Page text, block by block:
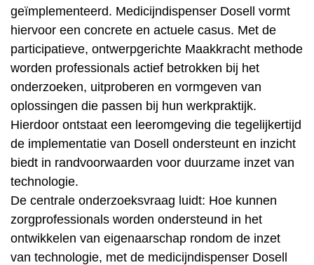
geïmplementeerd. Medicijndispenser Dosell vormt
hiervoor een concrete en actuele casus. Met de
participatieve, ontwerpgerichte Maakkracht methode
worden professionals actief betrokken bij het
onderzoeken, uitproberen en vormgeven van
oplossingen die passen bij hun werkpraktijk.
Hierdoor ontstaat een leeromgeving die tegelijkertijd
de implementatie van Dosell ondersteunt en inzicht
biedt in randvoorwaarden voor duurzame inzet van
technologie.
De centrale onderzoeksvraag luidt: Hoe kunnen
zorgprofessionals worden ondersteund in het
ontwikkelen van eigenaarschap rondom de inzet
van technologie, met de medicijndispenser Dosell